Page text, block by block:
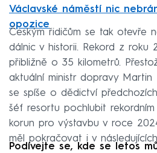
Václavské náměstí nic
opozice
Českým řidičům se tak otevře
dálnic v historii. Rekord z roku
přibližně o 35 kilometrů.
aktuální ministr dopravy Martin
se spíše o dědictví
šéf resortu pochlubit
korun pro výstavbu v roce
měl pokračovat i v
Podívejte se, kde se letos